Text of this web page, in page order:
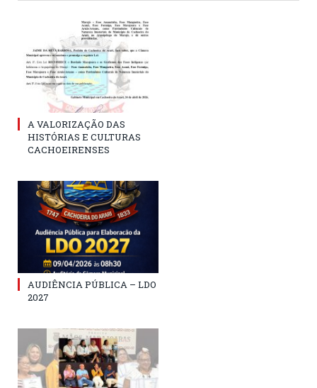
A VALORIZAÇÃO DAS
HISTÓRIAS E CULTURAS
CACHOEIRENSES
AUDIÊNCIA PÚBLICA – LDO
2027